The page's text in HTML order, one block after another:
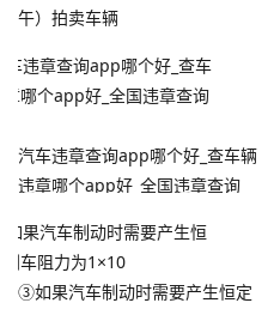
午）拍卖车辆
汽车违章查询app哪个好_查车辆
违章哪个app好_全国违章查询
③如果汽车制动时需要产生恒定